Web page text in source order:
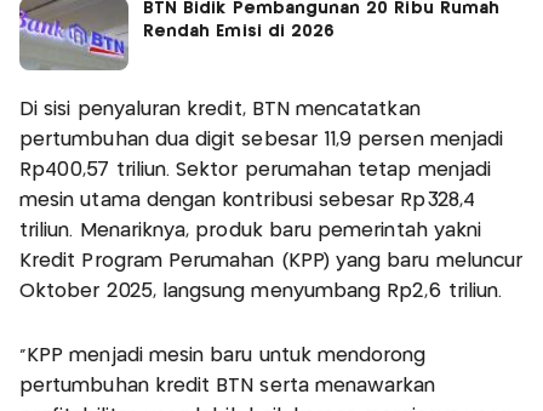
BTN Bidik Pembangunan 20 Ribu Rumah
Rendah Emisi di 2026
Di sisi penyaluran kredit, BTN mencatatkan
pertumbuhan dua digit sebesar 11,9 persen menjadi
Rp400,57 triliun. Sektor perumahan tetap menjadi
mesin utama dengan kontribusi sebesar Rp328,4
triliun. Menariknya, produk baru pemerintah yakni
Kredit Program Perumahan (KPP) yang baru meluncur
Oktober 2025, langsung menyumbang Rp2,6 triliun.
“KPP menjadi mesin baru untuk mendorong
pertumbuhan kredit BTN serta menawarkan